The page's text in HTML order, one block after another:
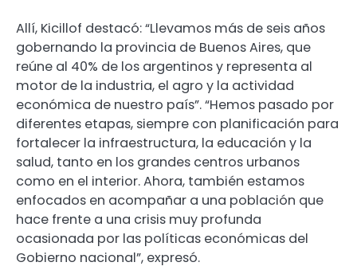
Allí, Kicillof destacó: “Llevamos más de seis años
gobernando la provincia de Buenos Aires, que
reúne al 40% de los argentinos y representa al
motor de la industria, el agro y la actividad
económica de nuestro país”. “Hemos pasado por
diferentes etapas, siempre con planificación para
fortalecer la infraestructura, la educación y la
salud, tanto en los grandes centros urbanos
como en el interior. Ahora, también estamos
enfocados en acompañar a una población que
hace frente a una crisis muy profunda
ocasionada por las políticas económicas del
Gobierno nacional”, expresó.